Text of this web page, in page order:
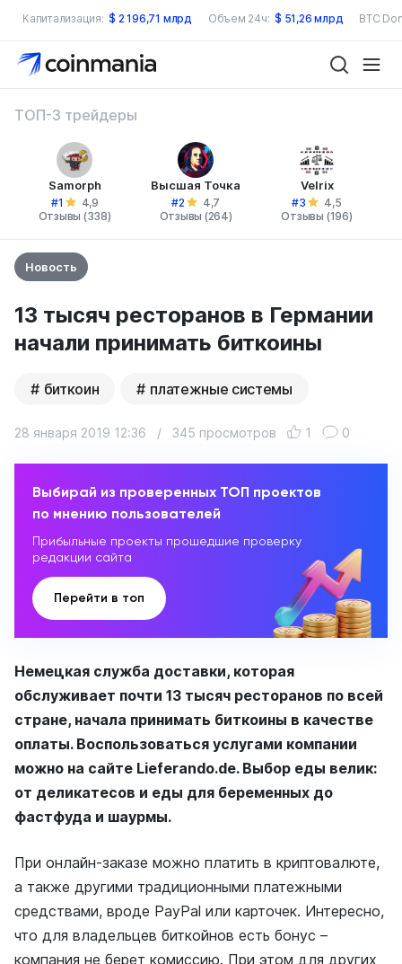
Капитализация: $ 2 196,71 млрд Объем 24ч: $ 51,26 млрд BTC
ТОП-3 трейдеры
Samorph
#1
4,9
Отзывы (338)
Высшая Точка
#2
4,7
Отзывы (264)
Velrix
#3
4,5
Отзывы (196)
Новость
13 тысяч ресторанов в Германии
начали принимать биткоины
биткоин платежные системы
28 января 2019 12:36 / 345 просмотров 1 0
Выбирай из проверенных ТОП проектов
по мнению пользователей
Прибыльные проекты прошедшие проверку
редакции сайта
Перейти в топ
Немецкая служба доставки, которая
обслуживает почти 13 тысяч ресторанов по всей
стране, начала принимать биткоины в качестве
оплаты. Воспользоваться услугами компании
можно на сайте Lieferando.de. Выбор еды велик:
от деликатесов и еды для беременных до
фастфуда и шаурмы.
При онлайн-заказе можно платить в криптовалюте,
а также другими традиционными платежными
средствами, вроде PayPal или карточек. Интересно,
что для владельцев биткойнов есть бонус –
компания не берет комиссию. При этом для других